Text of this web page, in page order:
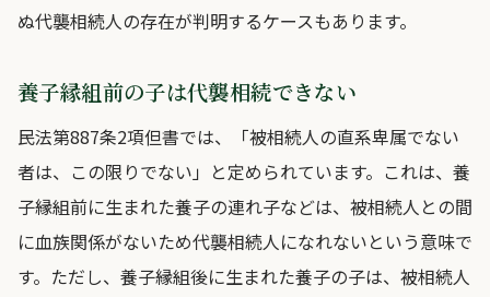
ぬ代襲相続人の存在が判明するケースもあります。
養子縁組前の子は代襲相続できない
民法第887条2項但書では、「被相続人の直系卑属でない
者は、この限りでない」と定められています。これは、養
子縁組前に生まれた養子の連れ子などは、被相続人との間
に血族関係がないため代襲相続人になれないという意味で
す。ただし、養子縁組後に生まれた養子の子は、被相続人